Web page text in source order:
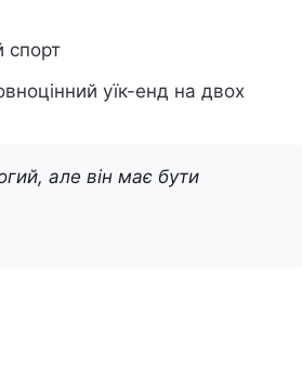
спорт
уїк-енд на двох
але він має бути